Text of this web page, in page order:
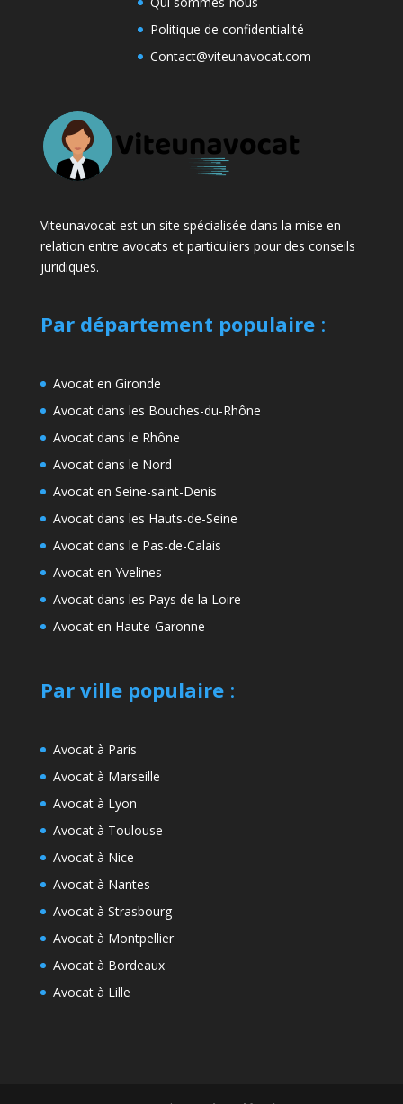
Politique de confidentialité
Contact@viteunavocat.com
Viteunavocat est un site spécialisée dans la mise en
relation entre avocats et particuliers pour des conseils
juridiques.
Par département populaire:
Avocat en Gironde
Avocat dans les Bouches-du-Rhône
Avocat dans le Rhône
Avocat dans le Nord
Avocat en Seine-saint-Denis
Avocat dans les Hauts-de-Seine
Avocat dans le Pas-de-Calais
Avocat en Yvelines
Avocat dans les Pays de la Loire
Avocat en Haute-Garonne
Par ville populaire:
Avocat à Paris
Avocat à Marseille
Avocat à Lyon
Avocat à Toulouse
Avocat à Nice
Avocat à Nantes
Avocat à Strasbourg
Avocat à Montpellier
Avocat à Bordeaux
Avocat à Lille